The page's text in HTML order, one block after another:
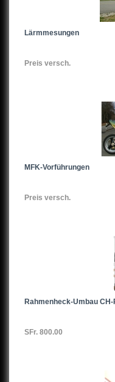
Lärmmesungen
Preis versch.
MFK-Vorführungen
Preis versch.
Rahmenheck-Umbau
SFr. 800.00